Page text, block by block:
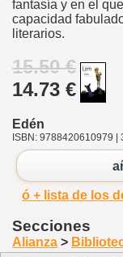
fantasía y en el
capacidad
literarios.
15.50 €
14.73 €
Edén
ISBN: 9788420610979 |
ó + lista de los
Secciones
Alianza >